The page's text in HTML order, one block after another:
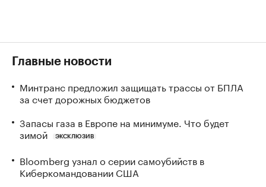
Главные новости
Минтранс предложил защищать трассы от БПЛА
за счет дорожных бюджетов
Запасы газа в Европе на минимуме. Что будет
зимой
ЭКСКЛЮЗИВ
Bloomberg узнал о серии самоубийств в
Киберкомандовании США